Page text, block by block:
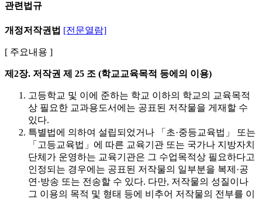
관련법규
개정저작권법 [전문열람]
[ 주요내용 ]
제2장. 저작권 제 25 조 (학교교육목적 등에의 이용)
고등학교 및 이에 준하는 학교 이하의 학교의 교육목적
상 필요한 교과용도서에는 공표된 저작물을 게재할 수
있다.
특별법에 의하여 설립되었거나 「초·중등교육법」 또는
「고등교육법」에 따른 교육기관 또는 국가나 지방자치
단체가 운영하는 교육기관은 그 수업목적상 필요하다고
인정되는 경우에는 공표된 저작물의 일부분을 복제·공
연·방송 또는 전송할 수 있다. 다만, 저작물의 성질이나
그 이용의 목적 및 형태 등에 비추어 저작물의 전부를 이